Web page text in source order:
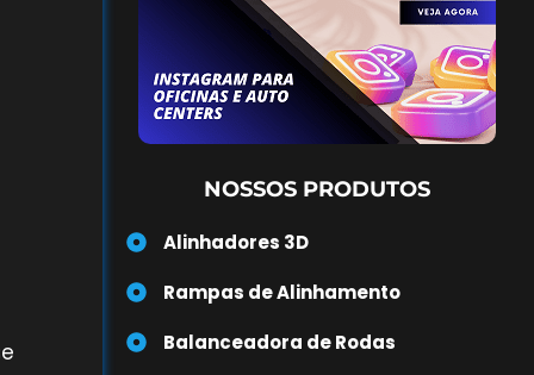
NOSSOS PRODUTOS
Alinhadores 3D
Rampas de Alinhamento
Balanceadora de Rodas